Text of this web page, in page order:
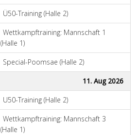
Ü50-Training (Halle 2)
Wettkampftraining: Mannschaft 1
(Halle 1)
Special-Poomsae (Halle 2)
11. Aug 2026
U50-Training (Halle 2)
Wettkampftraining: Mannschaft 3
(Halle 1)